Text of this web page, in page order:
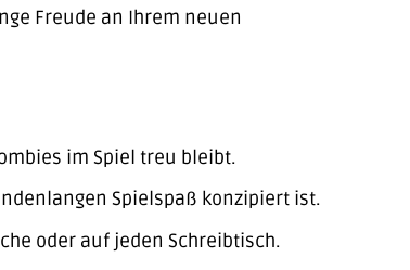
Freude an Ihrem neuen
im Spiel treu bleibt.
Spielspaß konzipiert ist.
oder auf jeden Schreibtisch.